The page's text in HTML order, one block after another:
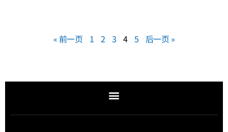
« 前一页 1 2 3 4 5 后一页 »